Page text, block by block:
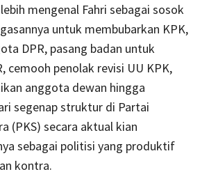
mengenal Fahri sebagai sosok
untuk membubarkan KPK,
DPR, pasang badan untuk
cemooh penolak revisi UU KPK,
anggota dewan hingga
segenap struktur di Partai
(PKS) secara aktual kian
sebagai politisi yang produktif
kontra.